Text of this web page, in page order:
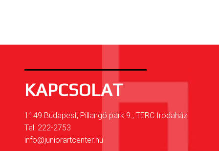
KAPCSOLAT
1149 Budapest, Pillangó park 9., TERC Irodaház
Tel: 222-2753
info@juniorartcenter.hu